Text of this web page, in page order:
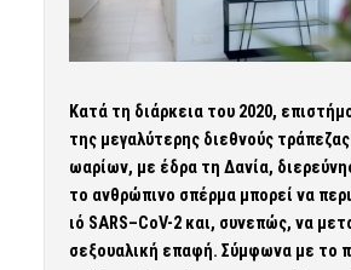
Κατά τη διάρκεια του 2020,
της μεγαλύτερης διεθνούς
ωαρίων, με έδρα τη Δανία,
το ανθρώπινο σπέρμα μπορεί να
ιό SARS–CoV-2 και, συνεπώς, να
σεξουαλική επαφή. Σύμφωνα με το